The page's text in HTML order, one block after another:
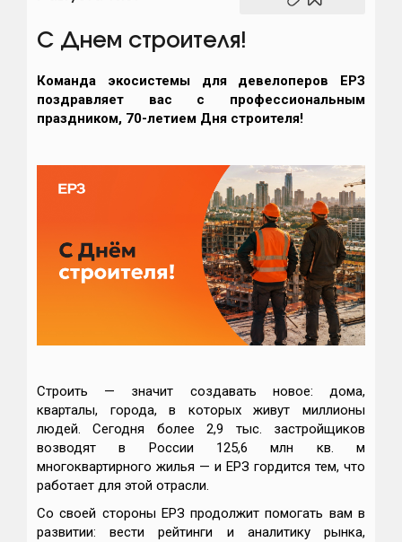
С Днем строителя!
Команда экосистемы для девелоперов ЕРЗ
поздравляет вас с профессиональным
праздником, 70-летием Дня строителя!
Строить — значит создавать новое: дома,
кварталы, города, в которых живут миллионы
людей. Сегодня более 2,9 тыс. застройщиков
возводят в России 125,6 млн кв. м
многоквартирного жилья — и ЕРЗ гордится тем, что
работает для этой отрасли.
Со своей стороны ЕРЗ продолжит помогать вам в
развитии: вести рейтинги и аналитику рынка,